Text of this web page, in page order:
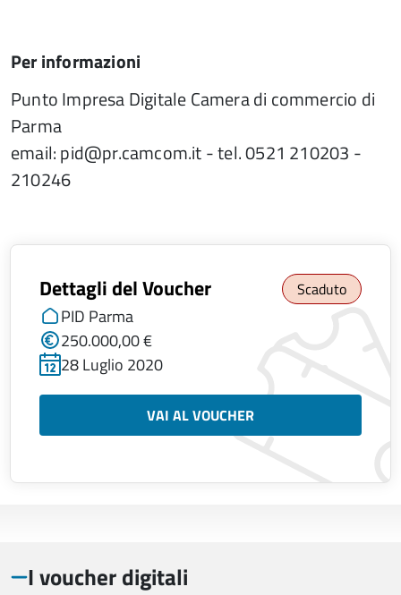
Per informazioni
Punto Impresa Digitale Camera di commercio di
Parma
email: pid@pr.camcom.it - tel. 0521 210203 -
210246
Dettagli del Voucher Scaduto
PID Parma
250.000,00 €
28 Luglio 2020
VAI AL VOUCHER
I voucher digitali